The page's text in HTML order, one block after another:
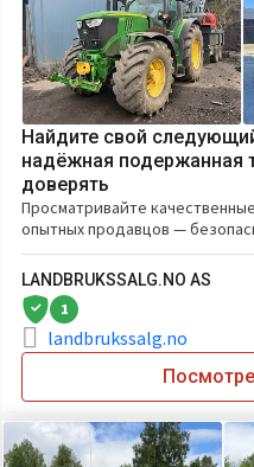
Найдите свой
надёжная подержанная
доверять
Просматривайте
опытных продавцов —
LANDBRUKSSALG.NO AS
1
landbrukssalg.no